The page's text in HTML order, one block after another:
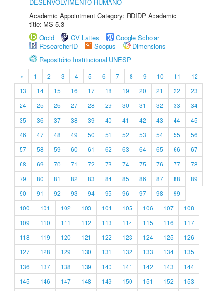
DESENVOLVIMENTO HUMANO
Academic Appointment Category: RDIDP Academic
title: MS-5.3
Orcid
CV Lattes
Google Scholar
ResearcherID
Scopus
Dimensions
Repositório Institucional UNESP
« 1 2 3 4 5 6 7 8 9 10 11
12
13
14 15 16 17 18 19 20 21 22
23
24
25 26 27 28 29 30 31 32 33
34
35
36 37 38 39 40 41 42 43 44
45
46
47 48 49 50 51 52 53 54 55
56
57
58 59 60 61 62 63 64 65 66
67
68
69 70 71 72 73 74 75 76 77
78
79
80 81 82 83 84 85 86 87 88
89
90
91 92 93 94 95 96 97 98
99
100
101 102 103 104 105 106 107
108
109
110 111 112 113 114 115 116
117
118
119 120 121 122 123 124 125
126
127
128 129 130 131 132 133 134
135
136
137 138 139 140 141 142 143
144
145
146 147 148 149 150 151 152
153